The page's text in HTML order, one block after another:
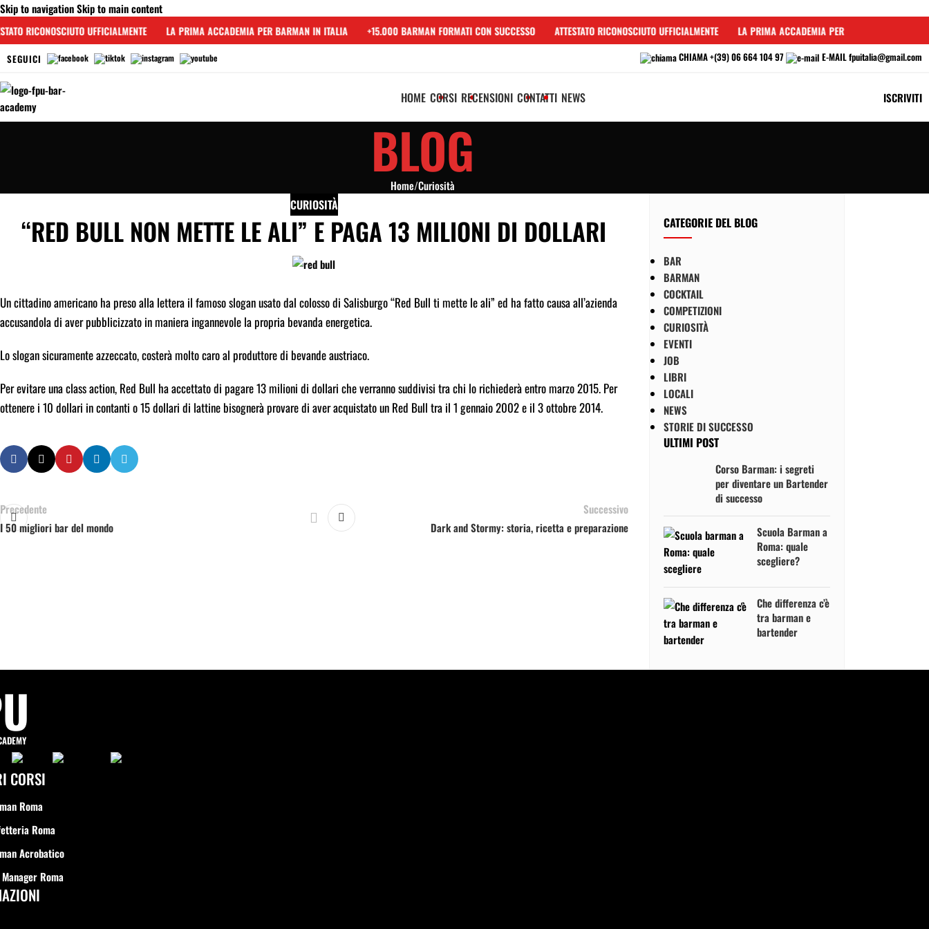
Skip to navigationSkip to main content
RICONOSCIUTO UFFICIALMENTE LA PRIMA ACCADEMIA PER BARMAN IN ITALIA +15.000 BARMAN FORMATI CON SUCCESSO ATTESTATO RICONOSCIUTO UFFICIALMENTE LA PRIMA ACCADEMIA PER BARMAN IN ITALIA
SEGUICI CHIAMA+(39) 06 664 104 97 E-MAILfpuitalia@gmail.com
HOME CORSI RECENSIONI CONTATTI NEWS ISCRIVITI
BLOG
Home/Curiosità
CURIOSITÀ
“RED BULL NON METTE LE ALI” E PAGA 13 MILIONI DI DOLLARI
Un cittadino americano ha preso alla lettera il famoso slogan usato dal colosso di Salisburgo “Red Bull ti mette le ali” ed ha fatto causa all’azienda
accusandola di aver pubblicizzato in maniera ingannevole la propria bevanda energetica.
Lo slogan sicuramente azzeccato, costerà molto caro al produttore di bevande austriaco.
Per evitare una class action, Red Bull ha accettato di pagare 13 milioni di dollari che verranno suddivisi tra chi lo richiederà entro marzo 2015. Per
ottenere i 10 dollari in contanti o 15 dollari di lattine bisognerà provare di aver acquistato un Red Bull tra il 1 gennaio 2002 e il 3 ottobre 2014.
Precedente
I 50 migliori bar del mondo
Successivo
Dark and Stormy: storia, ricetta e preparazione
CATEGORIE DEL BLOG
BAR
BARMAN
COCKTAIL
COMPETIZIONI
CURIOSITÀ
EVENTI
JOB
LIBRI
LOCALI
NEWS
STORIE DI SUCCESSO
ULTIMI POST
Corso Barman: i segreti
per diventare un Bartender
di successo
Scuola Barman a
Roma: quale
scegliere?
Che differenza c’è
tra barman e
bartender
CORSI
Roma
Roma
Acrobatico
Roma